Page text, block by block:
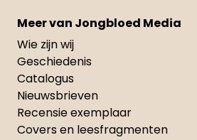
Meer van Jongbloed Media
Wie zijn wij
Geschiedenis
Catalogus
Nieuwsbrieven
Recensie exemplaar
Covers en leesfragmenten